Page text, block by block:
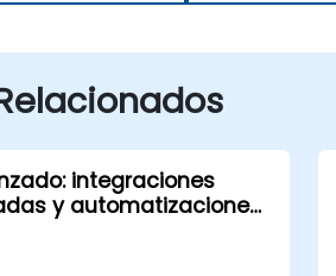
integraciones
y automatizaciones